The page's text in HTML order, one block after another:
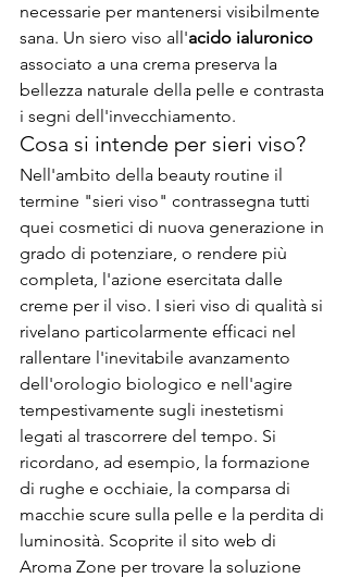
necessarie per mantenersi visibilmente
sana. Un siero viso all'acido ialuronico
associato a una crema preserva la
bellezza naturale della pelle e contrasta
i segni dell'invecchiamento.
Cosa si intende per sieri viso?
Nell'ambito della beauty routine il
termine "sieri viso" contrassegna tutti
quei cosmetici di nuova generazione in
grado di potenziare, o rendere più
completa, l'azione esercitata dalle
creme per il viso. I sieri viso di qualità si
rivelano particolarmente efficaci nel
rallentare l'inevitabile avanzamento
dell'orologio biologico e nell'agire
tempestivamente sugli inestetismi
legati al trascorrere del tempo. Si
ricordano, ad esempio, la formazione
di rughe e occhiaie, la comparsa di
macchie scure sulla pelle e la perdita di
luminosità. Scoprite il sito web di
Aroma Zone per trovare la soluzione